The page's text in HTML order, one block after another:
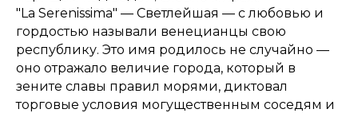
"La Serenissima" — Светлейшая — с любовью и
гордостью называли венецианцы свою
республику. Это имя родилось не случайно —
оно отражало величие города, который в
зените славы правил морями, диктовал
торговые условия могущественным соседям и